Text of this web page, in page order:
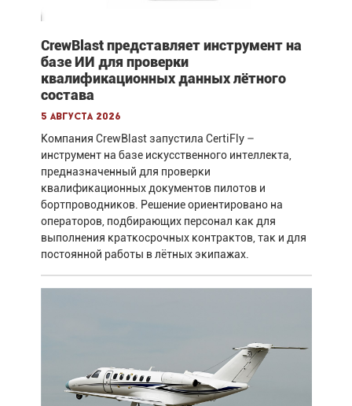
CrewBlast представляет инструмент на
базе ИИ для проверки
квалификационных данных лётного
состава
5 августа 2026
Компания CrewBlast запустила CertiFly –
инструмент на базе искусственного интеллекта,
предназначенный для проверки
квалификационных документов пилотов и
бортпроводников. Решение ориентировано на
операторов, подбирающих персонал как для
выполнения краткосрочных контрактов, так и для
постоянной работы в лётных экипажах.